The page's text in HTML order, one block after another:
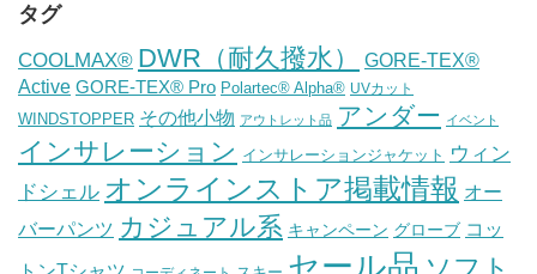
タグ
COOLMAX® DWR（耐久撥水）
GORE-TEX®
Active GORE-TEX® Pro Polartec® Alpha® UVカット
WINDSTOPPER その他小物 アウトレット品 アンダー イベント
インサレーション インサレーションジャケット ウィン
ドシェル オンラインストア掲載情報 オー
バーパンツ カジュアル系 キャンペーン グローブ コッ
セール品 ソフト